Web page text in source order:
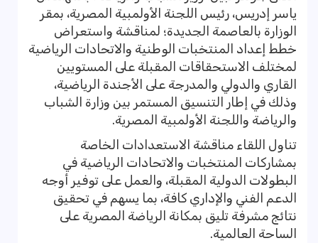
ياسر إدريس، رئيس اللجنة الأولمبية المصرية، بمقر
الوزارة بالعاصمة الجديدة؛ لمناقشة واستعراض
خطط إعداد المنتخبات الوطنية والاتحادات الرياضية
لمختلف الاستحقاقات المقبلة على المستويين
القاري والدولي والمدرجة على الأجندة الرياضية،
وذلك في إطار التنسيق المستمر بين وزارة الشباب
والرياضة واللجنة الأولمبية المصرية.
تناول اللقاء مناقشة الاستعدادات الخاصة
بمشاركات المنتخبات والاتحادات الرياضية في
البطولات الدولية المقبلة، والعمل على توفير أوجه
الدعم الفني والإداري كافة، بما يسهم في تحقيق
نتائج مشرفة تليق بمكانة الرياضة المصرية على
الساحة العالمية.